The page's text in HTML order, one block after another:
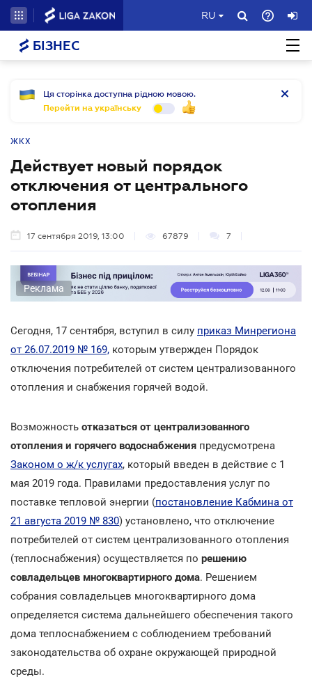
RU
БІЗНЕС
Ця сторінка доступна рідною мовою.
Перейти на українську
ЖКХ
Действует новый порядок
отключения от центрального
отопления
17 сентября 2019, 13:00 67879 7
Реклама
Сегодня, 17 сентября, вступил в силу приказ Минрегиона
от 26.07.2019 № 169, которым утвержден Порядок
отключения потребителей от систем централизованного
отопления и снабжения горячей водой.
Возможность отказаться от централизованного
отопления и горячего водоснабжения предусмотрена
Законом о ж/к услугах, который введен в действие с 1
мая 2019 года. Правилами предоставления услуг по
поставке тепловой энергии (постановление Кабмина от
21 августа 2019 № 830) установлено, что отключение
потребителей от систем централизованного отопления
(теплоснабжения) осуществляется по решению
совладельцев многоквартирного дома. Решением
собрания совладельцев многоквартирного дома
определяется система дальнейшего обеспечения такого
дома теплоснабжением с соблюдением требований
законодательства об охране окружающей природной
среды.